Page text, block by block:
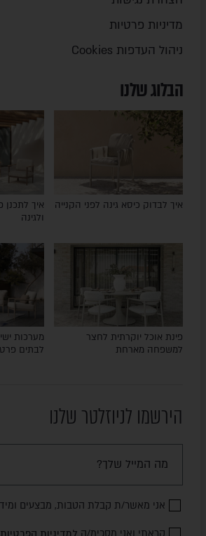
מדיניות פרטיות
ניהול העדפות Cookies
הבלוג שלנו
איך לבדוק כיסא גינה לפני הקנייה
איך לתכנן
ולגינה
פינת אוכל יוקרתית לחצר
למשפחה מארחת
מערכות
לבתים
הירשמו לניוזלטר שלנו
אני מאשר/ת קבלת הטבות, מבצעים